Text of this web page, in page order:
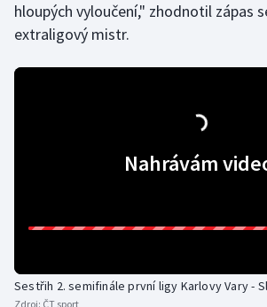
Parasport
Plavání
Short track
hloupých vyloučení," zhodnotil zápas
extraligový mistr.
Nahrávám
Sestřih 2. semifinále první ligy Karlovy Vary -
Zdroj: ČT sport